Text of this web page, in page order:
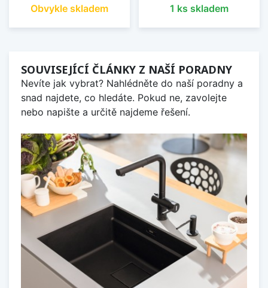
Obvykle skladem 1 ks skladem
SOUVISEJÍCÍ ČLÁNKY Z NAŠÍ PORADNY
Nevíte jak vybrat? Nahlédněte do naší poradny a
snad najdete, co hledáte. Pokud ne, zavolejte
nebo napište a určitě najdeme řešení.